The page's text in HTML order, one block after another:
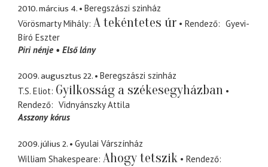
2010. március 4.
Beregszászi szinház
Vörösmarty Mihály A tekéntetes úr Rendező
Gyevi-
Bíró Eszter
Piri nénje
Első lány
2009. augusztus 22.
Beregszászi szinház
T.S. Eliot Gyilkosság a székesegyházban
Rendező
Vidnyánszky Attila
Asszony kórus
2009. július 2.
Gyulai Várszínház
William Shakespeare Ahogy tetszik
Rendező